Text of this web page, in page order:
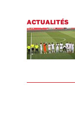
ACTUALITÉS